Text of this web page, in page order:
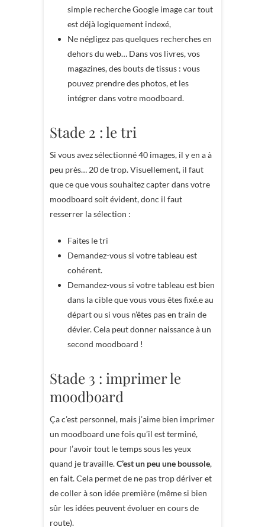
simple recherche Google image car tout
est déjà logiquement indexé,
Ne négligez pas quelques recherches en
dehors du web… Dans vos livres, vos
magazines, des bouts de tissus : vous
pouvez prendre des photos, et les
intégrer dans votre moodboard.
Stade 2 : le tri
Si vous avez sélectionné 40 images, il y en a à
peu près… 20 de trop. Visuellement, il faut
que ce que vous souhaitez capter dans votre
moodboard soit évident, donc il faut
resserrer la sélection :
Faites le tri
Demandez-vous si votre tableau est
cohérent.
Demandez-vous si votre tableau est bien
dans la cible que vous vous êtes fixé.e au
départ ou si vous n’êtes pas en train de
dévier. Cela peut donner naissance à un
second moodboard !
Stade 3 : imprimer le
moodboard
Ça c’est personnel, mais j’aime bien imprimer
un moodboard une fois qu’il est terminé,
pour l’avoir tout le temps sous les yeux
quand je travaille.C’est un peu une boussole,
en fait. Cela permet de ne pas trop dériver et
de coller à son idée première (même si bien
sûr les idées peuvent évoluer en cours de
route).